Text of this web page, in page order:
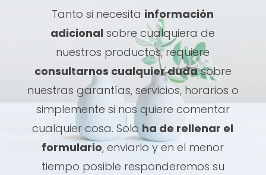
Tanto si necesita información
adicional sobre cualquiera de
nuestros productos, requiere
consultarnos cualquier dudasobre
nuestras garantías, servicios, horarios o
simplemente si nos quiere comentar
cualquier cosa. Solo ha de rellenar el
formulario, enviarlo y en el menor
tiempo posible responderemos su